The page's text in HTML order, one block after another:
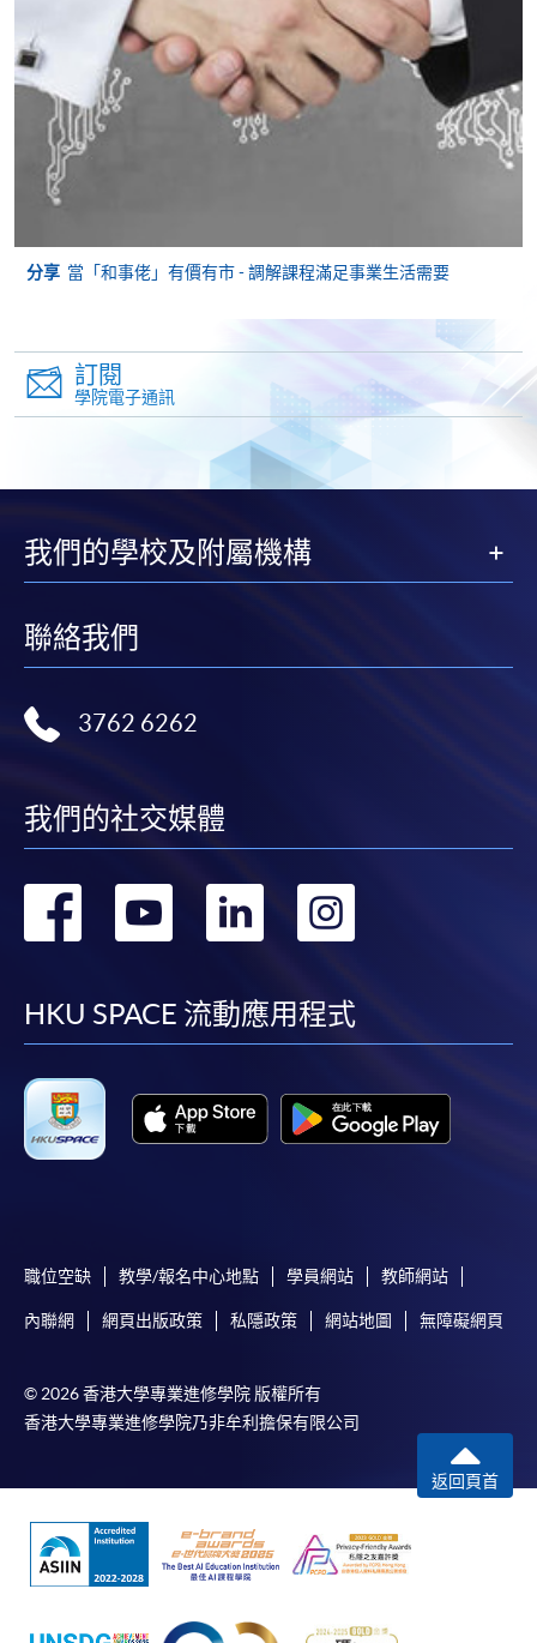
繳付學費。
親身報名/郵遞
報讀新課程
凡以「先到先得」為取錄方式的課程，請填妥
費以及所需證明文件呈交。
[下載報名表SF26
申請學歷頒授及專業課程可能需要其他資料，報名
表可向報名中心或有關課程負責人索取。填妥申請
往報名中心或以郵遞方式遞交。
報讀同一學歷頒授課程內其他單元
用於一般學歷頒授課程。
(「通知」)，請填妥有關「通知」，並親往報名中
心或以郵遞方式，遞交「通知」及繳交所需費用。
有關繳費詳情，請參閱
。如對報名程序有任
何疑問，請詳閱個別課程資料，或聯絡有關課程負責
課程/科目報名注意事項:
JavaScript程式瀏覽器的電腦上進行。建議選用
Google Chrome瀏覽器。
報讀優惠，請親臨學院的報名中心報名。
統處理上為兩個不同的程序，成功付款並不保證成
快與 閣下聯絡。
申請人應注意，不論親身或網上報讀，相同的課
在網上報名過程中，付款成功後，網頁將顯示付款
確認。另外，確認電子郵件亦會發送到 閣下的電
子郵件帳戶。請保留確定回條作日後查詢用途。
法例規定外，一切已繳費用，概不退還。
分享 當「和事佬」有價有市 - 調解課程滿足事業生活需要
訂閱
學院電子通訊
我們的學校及附屬機構
聯絡我們
3762 6262
我們的社交媒體
轉
facebook
轉
youtube
轉
linkedin
轉
HKU SPACE 流動應用程式
職位空缺 教學/報名中心地點 學員網站 教師網站
內聯網 網頁出版政策 私隱政策 網站地圖 無障礙網頁
© 2026 香港大學專業進修學院 版權所有
香港大學專業進修學院乃非牟利擔保有限公司
返回頁首